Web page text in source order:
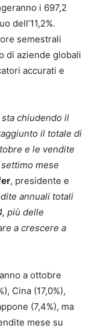
i 697,2
dell’11,2%.
semestrali
di aziende globali
accurati e
chiudendo il
il totale di
e le vendite
mese
, presidente e
annuali totali
più delle
a crescere a
a ottobre
Cina (17,0%),
(7,4%), ma
mese su